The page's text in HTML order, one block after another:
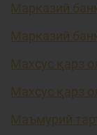
Марказий
Марказий
Махсус қарз
Махсус қарз
Маъмурий